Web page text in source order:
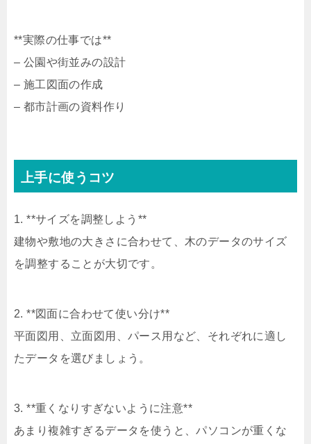
**実際の仕事では**
– 公園や街並みの設計
– 施工図面の作成
– 都市計画の資料作り
上手に使うコツ
1. **サイズを調整しよう**
建物や敷地の大きさに合わせて、木のデータのサイズ
を調整することが大切です。
2. **図面に合わせて使い分け**
平面図用、立面図用、パース用など、それぞれに適し
たデータを選びましょう。
3. **重くなりすぎないように注意**
あまり複雑すぎるデータを使うと、パソコンが重くな